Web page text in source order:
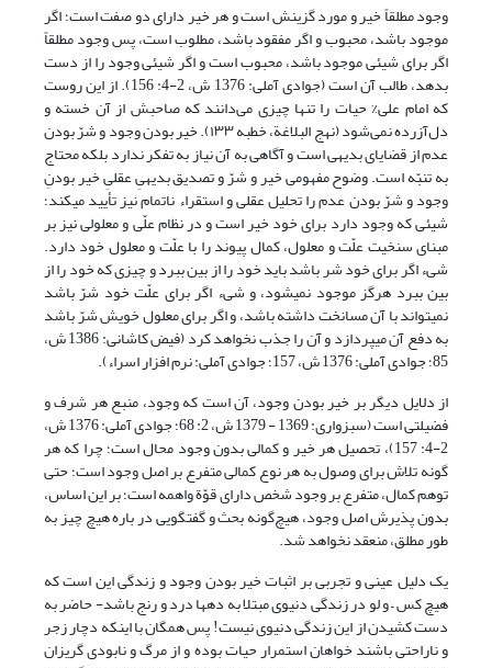
وجود مطلقاً خیر و مورد گزینش است و هر خیر دارای دو صفت است؛ اگر
موجود باشد، محبوب و اگر مفقود باشد، مطلوب است، پس وجود مطلقاً
اگر برای شیئی موجود باشد، محبوب است و اگر شیئی وجود را از دست
بدهد، طالب آن است (جوادی آملی: 1376 ش، 2-4: 156). از این روست
که امام علی% حیات را تنها چیزی می‌دانند که صاحبش از آن خسته و
دل‌آزرده نمی‌شود (نهج البلاغة، خطبه ۱۳۳). خیر بودن وجود و شرّ بودن
عدم از قضایای بدیهی است و آگاهی به آن نیاز به تفکر ندارد بلکه محتاج
به تنبّه است. وضوح مفهومی خیر و شرّ و تصدیق بدیهیِ عقلیِ خیر بودنِ
وجود و شرّ بودن عدم را تحلیل عقلی و استقراء ناتمام نیز تأیید می‏کند؛
شیئی که وجود دارد برای خود خیر است و در نظام علّی و معلولی نیز بر
مبنای سنخیت علّت و معلول، کمال پیوند را با علّت و معلول خود دارد.
شی‏ء اگر برای خود شر باشد باید خود را از بین ببرد و چیزی که خود را از
بین ببرد هرگز موجود نمی‏شود، و شی‏ء اگر برای علّت خود شرّ باشد
نمی‏تواند با آن مسانخت داشته باشد، و اگر برای معلول خویش شرّ باشد
به دفع آن می‏پردازد و آن را جذب نخواهد کرد (فیض کاشانی: 1386 ش،
85؛ جوادی آملی: 1376 ش، 157؛ جوادی آملی: نرم افزار اسراء).
از دلایل دیگر بر خیر بودن وجود، آن است که وجود، منبع هر شرف و
فضیلتی است (سبزواری: 1369 - 1379 ش، 2: 68؛ جوادی آملی: 1376 ش،
2-4: 157)، تحصیل هر خیر و کمالی بدون وجود محال است؛ چرا که هر
گونه تلاش برای وصول به هر نوع کمالی متفرع بر اصل وجود است؛ حتی
توهم کمال، متفرع بر وجود شخص دارای قوّة واهمه است؛ بر این اساس،
بدون پذیرش اصل وجود، هیچ‌گونه بحث و گفتگویی در باره هیچ چیز به
طور مطلق، منعقد نخواهد شد.
یک دلیل عینی و تجربی بر اثبات خیر بودن وجود و زندگی این است که
هیچ کس – و لو در زندگی دنیوی مبتلا به ده‎ها درد و رنج باشد- حاضر به
دست کشیدن از این زندگی دنیوی نیست! پس همگان با اینکه دچار زجر
و ناراحتی باشند خواهان استمرار حیات بوده و از مرگ و نابودی گریزان